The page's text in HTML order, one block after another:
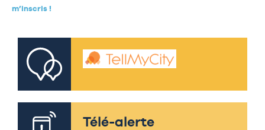
m’inscris !
Télé-alerte